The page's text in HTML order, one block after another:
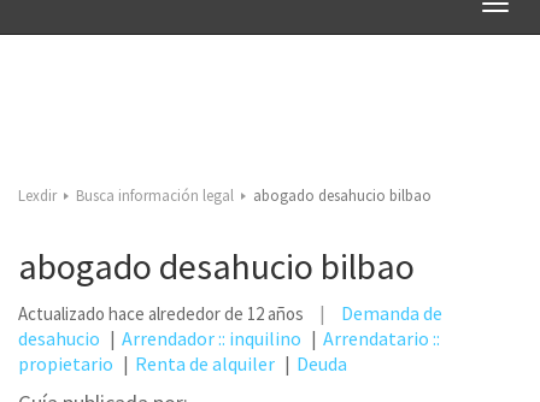
Lexdir Busca información legal abogado desahucio bilbao
abogado desahucio bilbao
Actualizado hace alrededor de 12 años
Demanda de
desahucio
Arrendador :: inquilino
Arrendatario ::
propietario
Renta de alquiler Deuda